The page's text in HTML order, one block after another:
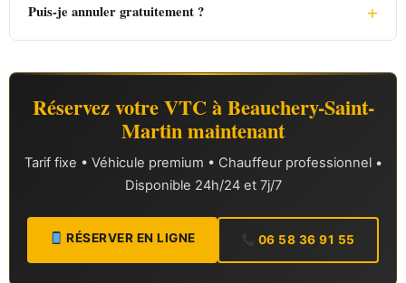
Puis-je annuler gratuitement ? +
Réservez votre VTC à Beauchery-Saint-
Martin maintenant
Tarif fixe • Véhicule premium • Chauffeur professionnel •
Disponible 24h/24 et 7j/7
RÉSERVER EN LIGNE 06 58 36 91 55